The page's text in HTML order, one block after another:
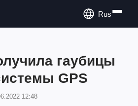
Rus
гаубицы
GPS
12:48